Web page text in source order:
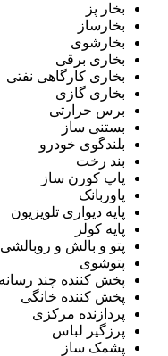
بخار پز
بخارساز
بخارشوی
بخاری برقی
بخاری کارگاهی نفتی
بخاری گازی
برس حرارتی
بستنی ساز
بلندگوی خودرو
بند رخت
پاپ کورن ساز
پاوربانک
پایه دیواری تلویزیون
پایه کولر
پتو و بالش و روبالشی
پتوشوی
پخش کننده چند
پخش کننده خانگی
پردازنده مرکزی
پرزگیر لباس
پشمک ساز